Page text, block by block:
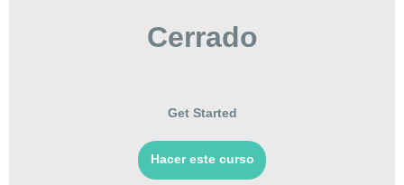
Cerrado
Get Started
Hacer este curso